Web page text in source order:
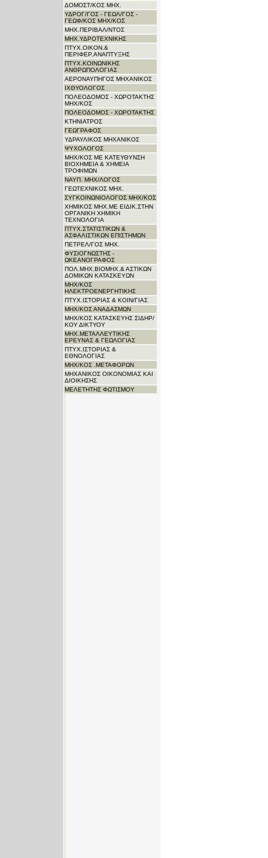
ΔΟΜΟΣΤ/ΚΟΣ ΜΗΧ.
ΥΔΡΟΓ/ΓΟΣ - ΓΕΩΛ/ΓΟΣ -
ΓΕΩΦ/ΚΟΣ ΜΗΧ/ΚΟΣ
ΜΗΧ.ΠΕΡΙΒΑΛ/ΝΤΟΣ
ΜΗΧ.ΥΔΡΟΤΕΧΝΙΚΗΣ
ΠΤΥΧ.ΟΙΚΟΝ.&
ΠΕΡΙΦΕΡ.ΑΝΑΠΤΥΞΗΣ
ΠΤΥΧ.ΚΟΙΝΩΝΙΚΗΣ
ΑΝΘΡΩΠΟΛΟΓΙΑΣ
ΑΕΡΟΝΑΥΠΗΓΟΣ ΜΗΧΑΝΙΚΟΣ
ΙΧΘΥΟΛΟΓΟΣ
ΠΟΛΕΟΔΟΜΟΣ - ΧΩΡΟΤΑΚΤΗΣ
ΜΗΧ/ΚΟΣ
ΠΟΛΕΟΔΟΜΟΣ - ΧΩΡΟΤΑΚΤΗΣ
ΚΤΗΝΙΑΤΡΟΣ
ΓΕΩΓΡΑΦΟΣ
ΥΔΡΑΥΛΙΚΟΣ ΜΗΧΑΝΙΚΟΣ
ΨΥΧΟΛΟΓΟΣ
ΜΗΧ/ΚΟΣ ΜΕ ΚΑΤΕΥΘΥΝΣΗ
ΒΙΟΧΗΜΕΙΑ & ΧΗΜΕΙΑ
ΤΡΟΦΙΜΩΝ
ΝΑΥΠ. ΜΗΧ/ΛΟΓΟΣ
ΓΕΩΤΕΧΝΙΚΟΣ ΜΗΧ.
ΣΥΓΚΟΙΝΩΝΙΟΛΟΓΟΣ ΜΗΧ/ΚΟΣ
ΧΗΜΙΚΟΣ ΜΗΧ.ΜΕ ΕΙΔΙΚ.ΣΤΗΝ
ΟΡΓΑΝΙΚΗ ΧΗΜΙΚΗ
ΤΕΧΝΟΛΟΓΙΑ
ΠΤΥΧ.ΣΤΑΤΙΣΤΙΚΩΝ &
ΑΣΦΑΛΙΣΤΙΚΩΝ ΕΠΙΣΤΗΜΩΝ
ΠΕΤΡΕΛ/ΓΟΣ ΜΗΧ.
ΦΥΣΙΟΓΝΩΣΤΗΣ -
ΩΚΕΑΝΟΓΡΑΦΟΣ
ΠΟΛ.ΜΗΧ.ΒΙΟΜΗΧ.& ΑΣΤΙΚΩΝ
ΔΟΜΙΚΩΝ ΚΑΤΑΣΚΕΥΩΝ
ΜΗΧ/ΚΟΣ
ΗΛΕΚΤΡΟΕΝΕΡΓΗΤΙΚΗΣ
ΠΤΥΧ.ΙΣΤΟΡΙΑΣ & ΚΟΙΝ/ΓΙΑΣ
ΜΗΧ/ΚΟΣ ΑΝΑΔΑΣΜΩΝ
ΜΗΧ/ΚΟΣ ΚΑΤΑΣΚΕΥΗΣ ΣΙΔΗΡ/
ΚΟΥ ΔΙΚΤΥΟΥ
ΜΗΧ.ΜΕΤΑΛΛΕΥΤΙΚΗΣ
ΕΡΕΥΝΑΣ & ΓΕΩΛΟΓΙΑΣ
ΠΤΥΧ.ΙΣΤΟΡΙΑΣ &
ΕΘΝΟΛΟΓΙΑΣ
ΜΗΧ/ΚΟΣ .ΜΕΤΑΦΟΡΩΝ
ΜΗΧΑΝΙΚΟΣ ΟΙΚΟΝΟΜΙΑΣ ΚΑΙ
ΔΙΟΙΚΗΣΗΣ
ΜΕΛΕΤΗΤΗΣ ΦΩΤΙΣΜΟΥ